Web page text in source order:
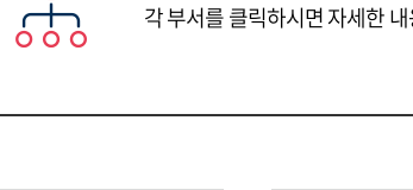
각 부서를 클릭하시면 자세한